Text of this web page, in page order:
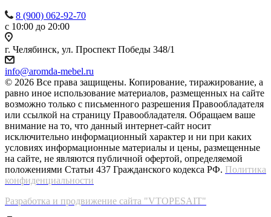
8 (900) 062-92-70
с 10:00 до 20:00
г. Челябинск, ул. Проспект Победы 348/1
info@aromda-mebel.ru
© 2026 Все права защищены. Копирование, тиражирование, а
равно иное использование материалов, размещенных на сайте
возможно только с письменного разрешения Правообладателя
или ссылкой на страницу Правообладателя. Обращаем ваше
внимание на то, что данный интернет-сайт носит
исключительно информационный характер и ни при каких
условиях информационные материалы и цены, размещенные
на сайте, не являются публичной офертой, определяемой
положениями Статьи 437 Гражданского кодекса РФ. Политика
конфиденциальности
Разработка и продвижение сайта "VTOPESAIT"